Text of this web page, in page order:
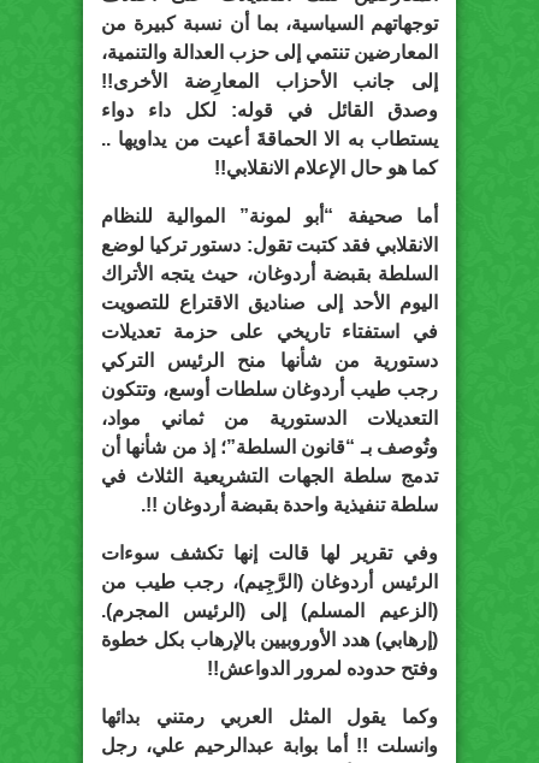
توجهاتهم السياسية، بما أن نسبة كبيرة من
المعارضين تنتمي إلى حزب العدالة والتنمية،
إلى جانب الأحزاب المعارِضة الأخرى!!
وصدق القائل في قوله: لكل داء دواء
يستطاب به الا الحماقةَ أعيت من يداويها ..
كما هو حال الإعلام الانقلابي!!
أما صحيفة “أبو لمونة” الموالية للنظام
الانقلابي فقد كتبت تقول: دستور تركيا لوضع
السلطة بقبضة أردوغان، حيث يتجه الأتراك
اليوم الأحد إلى صناديق الاقتراع للتصويت
في استفتاء تاريخي على حزمة تعديلات
دستورية من شأنها منح الرئيس التركي
رجب طيب أردوغان سلطات أوسع، وتتكون
التعديلات الدستورية من ثماني مواد،
وتُوصف بـ “قانون السلطة”؛ إذ من شأنها أن
تدمج سلطة الجهات التشريعية الثلاث في
سلطة تنفيذية واحدة بقبضة أردوغان !!.
وفي تقرير لها قالت إنها تكشف سوءات
الرئيس أردوغان (الرَّجِيم)، رجب طيب من
(الزعيم المسلم) إلى (الرئيس المجرم).
(إرهابي) هدد الأوروبيين بالإرهاب بكل خطوة
وفتح حدوده لمرور الدواعش!!
وكما يقول المثل العربي رمتني بدائها
وانسلت !! أما بوابة عبدالرحيم علي، رجل